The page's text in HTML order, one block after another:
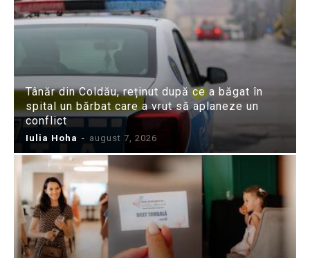
Tânăr din Coldău, reținut după ce a băgat în
spital un bărbat care a vrut să aplaneze un
conflict
Iulia Hoha - august 7, 2026